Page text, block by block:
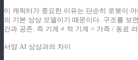
이 캐릭터가 중요한 이유는 단순히 로봇이
의 기본 상상 모델이기 때문이다. 구조를 보
간과 공존. 즉 기계 ≠ 적 기계 = 가족 / 동료
서양 AI 상상과의 차이